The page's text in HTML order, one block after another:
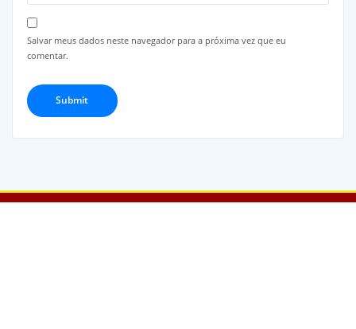
Salvar meus dados neste navegador para a próxima vez que eu
comentar.